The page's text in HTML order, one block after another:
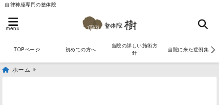
自律神経専門の整体院
menu
TOPページ 初めての方へ
当院の詳しい施術方
針
当院に来た症例集
ホーム